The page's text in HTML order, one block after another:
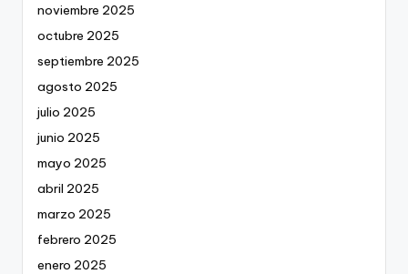
noviembre 2025
octubre 2025
septiembre 2025
agosto 2025
julio 2025
junio 2025
mayo 2025
abril 2025
marzo 2025
febrero 2025
enero 2025